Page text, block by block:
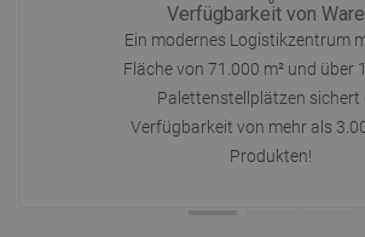
Verfügbarkeit von
Ein modernes Logistikzentrum
Fläche von 71.000 m² und über
Palettenstellplätzen sichert
Verfügbarkeit von mehr als
Produkten!